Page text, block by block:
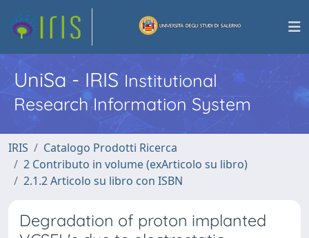
UniSa - IRISInstitutional
Research Information System
IRIS
Catalogo Prodotti Ricerca
2 Contributo in volume (exArticolo su libro)
2.1.2 Articolo su libro con ISBN
Degradation of proton implanted